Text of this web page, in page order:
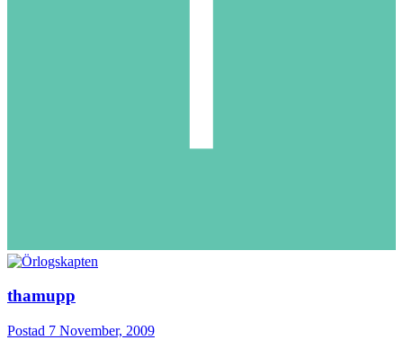
thamupp
Postad 7 November, 2009